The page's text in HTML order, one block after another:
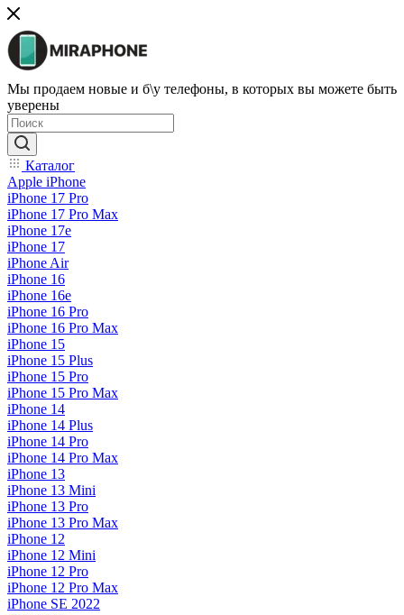
Мы продаем новые и б\у телефоны, в которых вы можете быть
уверены
Каталог
Apple iPhone
iPhone 17 Pro
iPhone 17 Pro Max
iPhone 17e
iPhone 17
iPhone Air
iPhone 16
iPhone 16e
iPhone 16 Pro
iPhone 16 Pro Max
iPhone 15
iPhone 15 Plus
iPhone 15 Pro
iPhone 15 Pro Max
iPhone 14
iPhone 14 Plus
iPhone 14 Pro
iPhone 14 Pro Max
iPhone 13
iPhone 13 Mini
iPhone 13 Pro
iPhone 13 Pro Max
iPhone 12
iPhone 12 Mini
iPhone 12 Pro
iPhone 12 Pro Max
iPhone SE 2022